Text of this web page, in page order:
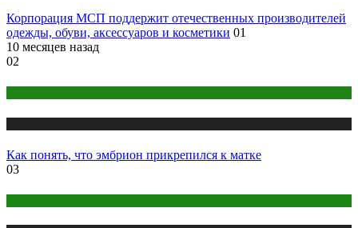
Корпорация МСП поддержит отечественных производителей
одежды, обуви, аксессуаров и косметики 01
10 месяцев назад
02
Как понять, что эмбрион прикрепился к матке
03